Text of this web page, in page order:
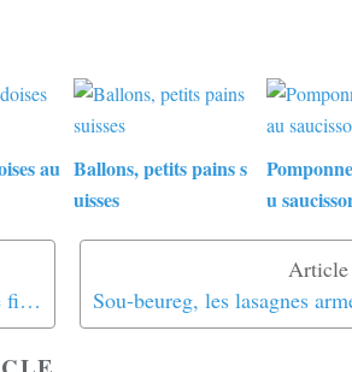
au Ballons, petits pains s
uisses
u
Le meilleur des baklava, avec pâte filo maison